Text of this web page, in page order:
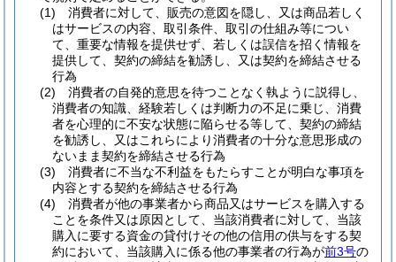
(1)
消費者に対して、販売の意図を隠し、又は商品若しく
はサービスの内容、取引条件、取引の仕組み等につい
て、重要な情報を提供せず、若しくは誤信を招く情報を
提供して、契約の締結を勧誘し、又は契約を締結させる
行為
(2)
消費者の自発的意思を待つことなく執ように説得し、
消費者の知識、経験若しくは判断力の不足に乗じ、消費
者を心理的に不安な状態に陥らせる等して、契約の締結
を勧誘し、又はこれらにより消費者の十分な意思形成の
ないまま契約を締結させる行為
(3)
消費者に不当な不利益をもたらすことが明白な事項を
内容とする契約を締結させる行為
(4)
消費者が他の事業者から商品又はサービスを購入する
ことを条件又は原因として、当該消費者に対して、当該
購入に要する資金の貸付けその他の信用の供与をする契
約において、当該購入に係る他の事業者の行為が前3号の